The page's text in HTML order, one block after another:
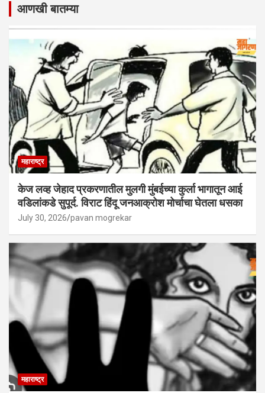
आणखी बातम्या
महाराष्ट्र
केज लव्ह जेहाद प्रकरणातील मुलगी मुंबईच्या कुर्ला भागातून आई
वडिलांकडे सुपूर्द. विराट हिंदू जनआक्रोश मोर्चाचा घेतला धसका
July 30, 2026 pavan mogrekar
महाराष्ट्र